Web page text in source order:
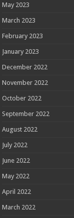
May 2023
March 2023
February 2023
January 2023
December 2022
November 2022
October 2022
September 2022
August 2022
July 2022
June 2022
May 2022
April 2022
March 2022